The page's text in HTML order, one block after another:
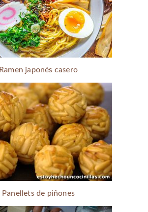
Ramen japonés casero
Panellets de piñones